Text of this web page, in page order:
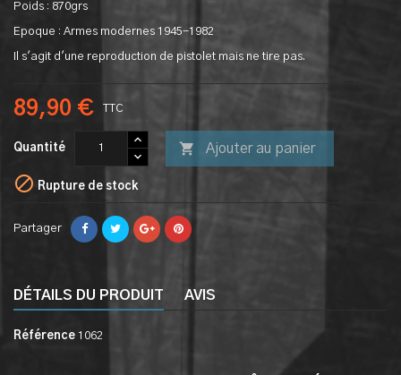
Poids : 870grs
Epoque : Armes modernes 1945-1982
Il s'agit d'une reproduction de pistolet mais ne tire pas.
89,90 € TTC
Quantité  Ajouter au panier
 Rupture de stock
Partager
DÉTAILS DU PRODUIT AVIS
Référence 1062